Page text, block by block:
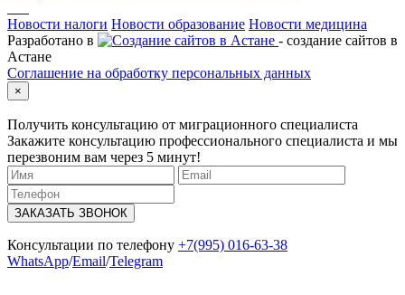
Новости налоги Новости образование Новости медицина
Разработано в
- создание сайтов в
Астане
Соглашение на обработку персональных данных
×
Получить консультацию от миграционного специалиста
Закажите консультацию профессионального специалиста и мы
перезвоним вам через 5 минут!
ЗАКАЗАТЬ ЗВОНОК
Консультации по телефону +7(995) 016-63-38
WhatsApp/Email/Telegram